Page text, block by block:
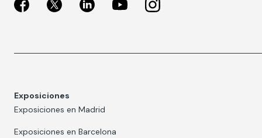
Exposiciones
Exposiciones en Madrid
Exposiciones en Barcelona